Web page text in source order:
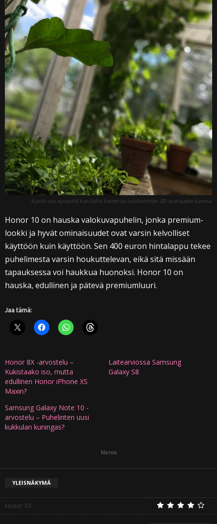
Kuviin saa syvyyttä kun kaksi kameraa työskentelee 3D-avaruuden kanssa.
Honor 10 on hauska valokuvapuhelin, jonka premium-
lookki ja hyvät ominaisuudet ovat varsin kelvolliset
käyttöön kuin käyttöön. Sen 400 euron hintalappu tekee
puhelimesta varsin houkuttelevan, eikä sitä missään
tapauksessa voi haukkua huonoksi. Honor 10 on
hauska, edullinen ja pätevä premiumluuri.
Jaa tämä:
Honor 8X -arvostelu –
Kukistaako iso, mutta
edullinen Honor iPhone XS
Maxin?
Laitearviossa Samsung
Galaxy S8
Samsung Galaxy Note 10 -
arvostelu – Puhelinten uusi
kukkulan kuningas?
Mainos
YLEISNÄKYMÄ
Honor 10